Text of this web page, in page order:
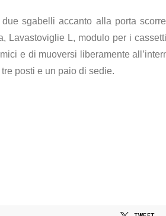
sgabelli accanto alla porta
L, modulo per i
e di muoversi liberamente
posti e un paio di sedie.